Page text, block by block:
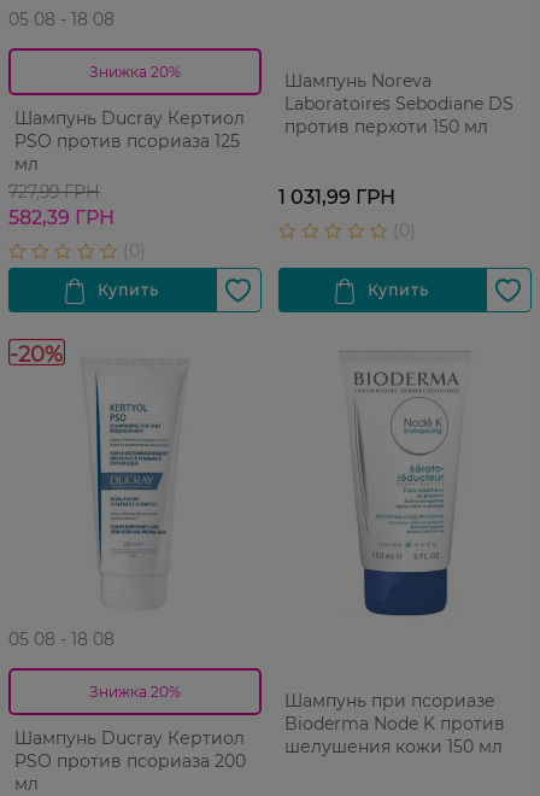
05 08 - 18 08
Знижка 20%
Шампунь Ducray Кертиол
PSO против псориаза 125
мл
727,99 ГРН
582,39 ГРН
Шампунь Noreva
Laboratoires Sebodiane DS
против перхоти 150 мл
1 031,99 ГРН
-20%
05 08 - 18 08
Знижка 20%
Шампунь Ducray Кертиол
PSO против псориаза 200
мл
Шампунь при псориазе
Bioderma Node K против
шелушения кожи 150 мл